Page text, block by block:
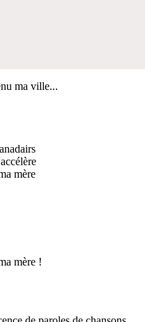
ma ville...
mère
mère !